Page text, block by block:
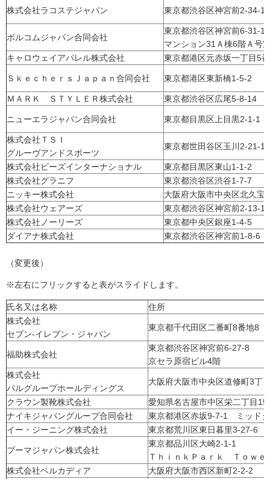
株式会社ラコステジャパン 東京都渋谷区神宮前2-34-17
ボルコムジャパン合同会社
東京都渋谷区神宮前6-31-
マンション31Ａ棟6階Ａ号
キャロウェイアパレル株式会社
東京都港区元赤坂一丁目5
ＳｋｅｃｈｅｒｓＪａｐａｎ合同会社 東京都港区東新橋1-5-2
ＭＡＲＫ ＳＴＹＬＥＲ株式会社 東京都渋谷区広尾5-8-14
ニューエラジャパン合同会社 東京都目黒区上目黒2-1-1
株式会社ＴＳＩ
グルーヴアンドスポーツ
東京都世田谷区玉川2-21-1
株式会社ビーズインターナショナル
東京都目黒区東山1-1-2
株式会社グラニフ
東京都渋谷区渋谷1-7-7
ニッキー株式会社
大阪府大阪市中央区北久宝
株式会社ウェアーズ
東京都渋谷区神宮前2-13-18
株式会社ノーリーズ
東京都中央区銀座1-4-5
ダイアナ株式会社
東京都渋谷区神宮前1-8-6
（変更後）
※左右にフリックすると表がスライドします。
氏名又は名称
住所
株式会社
セブン-イレブン・ジャパン
東京都千代田区二番町8番地8
福助株式会社
東京都渋谷区神宮前6-27-8
京セラ原宿ビル4階
株式会社
パルグループホールディングス
大阪府大阪市中央区道修町3丁
クラウン製靴株式会社
愛知県名古屋市中区栄二丁目
ナイキジャパングループ合同会社
東京都港区赤坂9-7-1 ミッド
イー・ジーニング株式会社
東京都荒川区東日暮里3-27-6
プーマジャパン株式会社
東京都品川区大崎2-1-1
ＴｈｉｎｋＰａｒｋ Ｔｏｗｅ
株式会社ベルカディア
大阪府大阪市西区新町2-2-2